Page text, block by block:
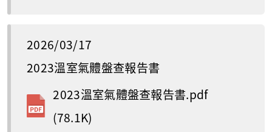
2026/03/17
2023溫室氣體盤查報告書
2023溫室氣體盤查報告書.pdf
(78.1K)